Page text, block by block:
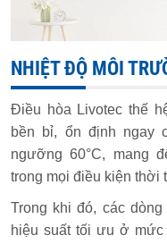
NHIỆT ĐỘ MÔI
Điều hòa Livotec thế
bền bỉ, ổn định ngay
ngưỡng 60°C, mang
trong mọi điều kiện thời
Trong khi đó, các
hiệu suất tối ưu ở